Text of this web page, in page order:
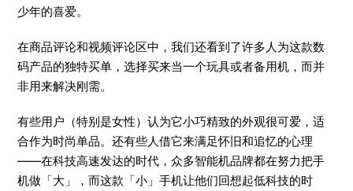
少年的喜爱。
在商品评论和视频评论区中，我们还看到了许多人为这款数
码产品的独特买单，选择买来当一个玩具或者备用机，而并
非用来解决刚需。
有些用户（特别是女性）认为它小巧精致的外观很可爱，适
合作为时尚单品。还有些人借它来满足怀旧和追忆的心理
——在科技高速发达的时代，众多智能机品牌都在努力把手
机做「大」，而这款「小」手机让他们回想起低科技的时